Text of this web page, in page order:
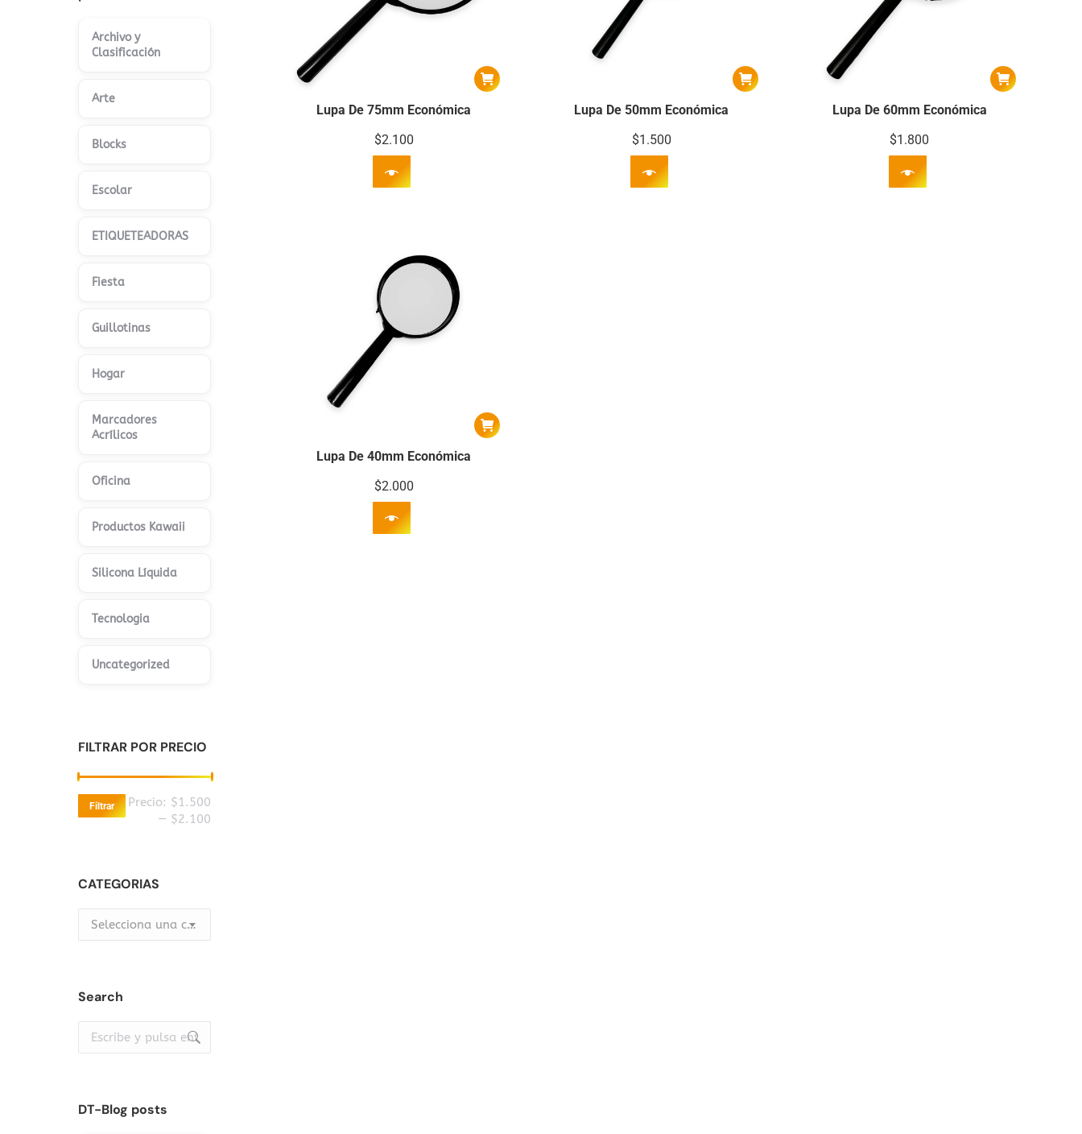
Lupa De 75mm Económica
$2.100
Lupa De 50mm Económica
$1.500
Lupa De 60mm Económica
$1.800
Lupa De 40mm Económica
$2.000
Archivo y
Clasificación
Arte
Blocks
Escolar
ETIQUETEADORAS
Fiesta
Guillotinas
Hogar
Marcadores
Acrílicos
Oficina
Productos Kawaii
Silicona Líquida
Tecnologia
Uncategorized
FILTRAR POR PRECIO
Filtrar Precio: $1.500
— $2.100
CATEGORIAS
Selecciona una categoría
Search
DT-Blog posts